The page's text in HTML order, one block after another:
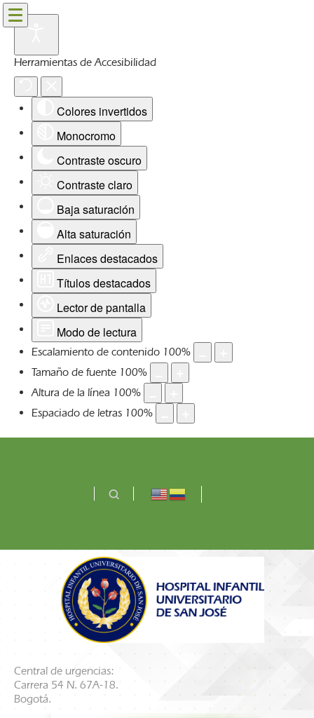
Herramientas de Accesibilidad
Colores invertidos
Monocromo
Contraste oscuro
Contraste claro
Baja saturación
Alta saturación
Enlaces destacados
Títulos destacados
Lector de pantalla
Modo de lectura
Escalamiento de contenido 100%
Tamaño de fuente 100%
Altura de la línea 100%
Espaciado de letras 100%
Central de urgencias:
Carrera 54 N. 67A-18.
Bogotá.